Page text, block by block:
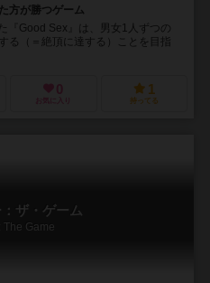
方が勝つゲーム
『Good Sex』は、男女1人ずつの
る（＝絶頂に達する）ことを目指
0
お気に入り
1
持ってる
ザ・ゲーム
The Game